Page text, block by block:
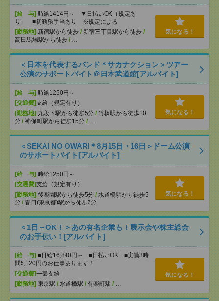
[給 与] 時給1414円～ ▼日払いOK（規定あ
り） ■初勤務手当あり ※規定による
[勤務地] 新宿駅から徒歩 / 新宿三丁目駅から徒歩 /
高田馬場駅から徒歩 / …
気になる！
＜日本を代表するバンド＊サカナクション＞ツアー
公演のサポートバイト＠日本武道館[アルバイト]
[給 与] 時給1250円～
[交通費]支給（規定有り）
[勤務地] 九段下駅から徒歩5分 / 竹橋駅から徒歩10
分 / 神保町駅から徒歩15分 / …
気になる！
＜SEKAI NO OWARI＊8月15日・16日＞ドーム公演
のサポートバイト[アルバイト]
[給 与] 時給1250円～
[交通費]支給（規定有り）
[勤務地] 後楽園駅から徒歩5分 / 水道橋駅から徒歩5
分 / 春日(東京都)駅から徒歩7分
気になる！
＜1日～OK！＞あの有名企業も！展示会や株主総会
のお手伝い！[アルバイト]
[給 与] ■日給16,840円～ ■日払いOK ■実働3時
間5,120円のお仕事あります！
[交通費]一部支給
[勤務地] 東京駅 / 水道橋駅 / 有楽町駅 / …
気になる！